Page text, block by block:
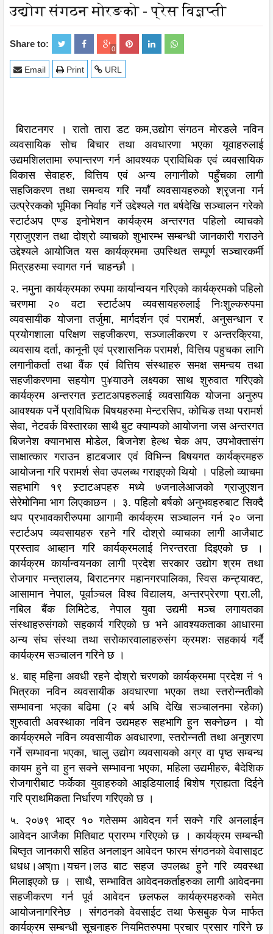
उद्योग संगठन मोरङको - प्रेस विज्ञप्ती
Share to: 0
URL
Print
Email
बिराटनगर । रातो तारा डट कम,उद्योग संगठन मोरङले नविन
व्यवसायिक सोच बिचार तथा अवधारणा भएका यूवाहरुलाई
उद्यमशिलतामा रुपान्तरण गर्न आवश्यक प्राविधिक एवं व्यवसायिक
विकास सेवाहरु, वित्तिय एवं अन्य लगानीको पहुँचका लागी
सहजिकरण तथा समन्वय गरि नयाँ व्यवसायहरुको श्रृजना गर्न
उत्प्रेरकको भूमिका निर्वाह गर्ने उद्देश्यले गत बर्षदेखि सञ्चालन गरेको
स्टार्टअप एण्ड इनोभेशन कार्यक्रम अन्तरगत पहिलो व्याचको
ग्राजुएशन तथा दोश्रो व्याचको शुभारम्भ सम्बन्धी जानकारी गराउने
उद्देश्यले आयोजित यस कार्यक्रममा उपस्थित सम्पूर्ण सञ्चारकर्मी
मित्रहरुमा स्वागत गर्न चाहन्छौ ।
२. नमुना कार्यक्रमका रुपमा कार्यान्वयन गरिएको कार्यक्रमको पहिलो
चरणमा २० वटा स्टार्टअप व्यवसायहरुलाई निःशुल्करुपमा
व्यवसायीक योजना तर्जुमा, मार्गदर्शन एवं परामर्श, अनुसन्धान र
प्रयोगशाला परिक्षण सहजीकरण, सञ्जालीकरण र अन्तरक्रिया,
व्यवसाय दर्ता, कानूनी एवं प्रशासनिक परामर्श, वित्तिय पहुचका लागि
लगानीकर्ता तथा वैंक एवं वित्तिय संस्थाहरु समक्ष समन्वय तथा
सहजीकरणमा सहयोग पु¥याउने लक्ष्यका साथ शुरुवात गरिएको
कार्यक्रम अन्तरगत स्र्टाटअपहरुलाई व्यवसायिक योजना अनुरुप
आवश्यक पर्ने प्राविधिक बिषयहरुमा मेन्टरसिप, कोचिङ तथा परामर्श
सेवा, नेटवर्क विस्तारका साथै बुट क्याम्पको आयोजना जस अन्तरगत
बिजनेश क्यानभास मोडेल, बिजनेश हेल्थ चेक अप, उपभोक्तासंग
साक्षात्कार गराउन हाटबजार एवं विभिन्न बिषयगत कार्यक्रमहरु
आयोजना गरि परामर्श सेवा उपलब्ध गराइएको थियो । पहिलो व्याचमा
सहभागि १९ स्र्टाटअपहरु मध्ये ७जनालेआजको ग्राजुएशन
सेरेमोनिमा भाग लिएकाछन । ३. पहिलो बर्षको अनुभवहरुबाट सिक्दै
थप प्रभावकारीरुपमा आगामी कार्यक्रम सञ्चालन गर्न २० जना
स्टार्टअप व्यवसायहरु रहने गरि दोश्रो व्याचका लागी आजैबाट
प्रस्ताव आब्हान गरि कार्यक्रमलाई निरन्तरता दिइएको छ ।
कार्यक्रम कार्यान्वयनका लागी प्रदेश सरकार उद्योग श्रम तथा
रोजगार मन्त्रालय, बिराटनगर महानगरपालिका, स्विस कन्ट्याक्ट,
आसामान नेपाल, पूर्वाञ्चल विश्व विद्यालय, अन्तरप्रेरणा प्रा.ली,
नबिल बैंक लिमिटेड, नेपाल युवा उद्यमी मञ्च लगायतका
संस्थाहरुसंगको सहकार्य गरिएको छ भने आवश्यकताका आधारमा
अन्य संघ संस्था तथा सरोकारवालाहरुसंग क्रमशः सहकार्य गर्दै
कार्यक्रम सञ्चालन गरिने छ ।
४. बाह् महिना अवधी रहने दोश्रो चरणको कार्यक्रममा प्रदेश नं १
भित्रका नविन व्यवसायीक अवधारणा भएका तथा स्तरोन्नतीको
सम्भावना भएका बढिमा (२ बर्ष अघि देखि सञ्चालनमा रहेका)
शुरुवाती अवस्थाका नविन उद्यमहरु सहभागि हुन सक्नेछन । यो
कार्यक्रमले नविन व्यवसायीक अवधारणा, स्तरोन्नती तथा अनुशरण
गर्ने सम्भावना भएका, चालु उद्योग व्यवसायको अग्र वा पृष्ठ सम्बन्ध
कायम हुने वा हुन सक्ने सम्भावना भएका, महिला उद्यमीहरु, बैदेशिक
रोजगारीबाट फर्केका युवाहरुको आइडियालाई बिशेष ग्राह्यता दिईने
गरि प्राथमिकता निर्धारण गरिएको छ ।
५. २०७९ भाद्र १० गतेसम्म आवेदन गर्न सक्ने गरि अनलाईन
आवेदन आजैका मितिबाट प्रारम्भ गरिएको छ । कार्यक्रम सम्बन्धी
बिष्तृत जानकारी सहित अनलाइन आवेदन फारम संगठनको वेवासाइट
धधध।अष्m।यचन।लउ बाट सहज उपलब्ध हुने गरि व्यवस्था
मिलाइएको छ । साथै, सम्भावित आवेदनकर्ताहरुका लागी आवेदनमा
सहजीकरण गर्न पूर्व आवेदन छलफल कार्यक्रमहरुको समेत
आयोजनागरिनेछ । संगठनको वेवसाईट तथा फेसबुक पेज मार्फत
कार्यक्रम सम्बन्धी सूचनाहरु नियमितरुपमा प्रचार प्रसार गरिने छ